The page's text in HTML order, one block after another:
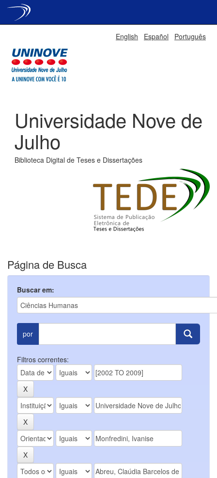
English Español Português
Universidade Nove de
Julho
Biblioteca Digital de Teses e Dissertações
Página de Busca
Buscar em:
por
Filtros correntes: